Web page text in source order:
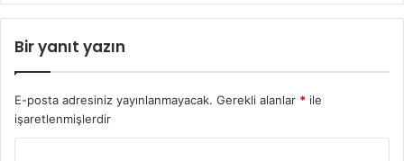
Bir yanıt yazın
E-posta adresiniz yayınlanmayacak. Gerekli alanlar * ile
işaretlenmişlerdir